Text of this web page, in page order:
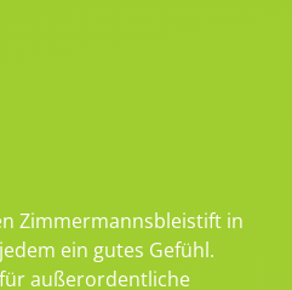
Zimmermannsbleistift in
ein gutes Gefühl.
außerordentliche